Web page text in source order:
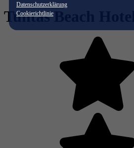
Datenschutzerklärung
Cookierichtlinie
Tuntas Beach